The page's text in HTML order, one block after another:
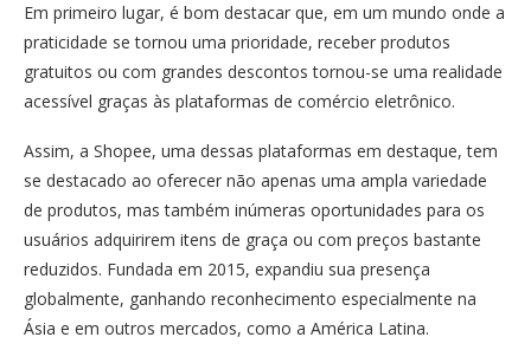
Em primeiro lugar, é bom destacar que, em um mundo onde a
praticidade se tornou uma prioridade, receber produtos
gratuitos ou com grandes descontos tornou-se uma realidade
acessível graças às plataformas de comércio eletrônico.
Assim, a Shopee, uma dessas plataformas em destaque, tem
se destacado ao oferecer não apenas uma ampla variedade
de produtos, mas também inúmeras oportunidades para os
usuários adquirirem itens de graça ou com preços bastante
reduzidos. Fundada em 2015, expandiu sua presença
globalmente, ganhando reconhecimento especialmente na
Ásia e em outros mercados, como a América Latina.